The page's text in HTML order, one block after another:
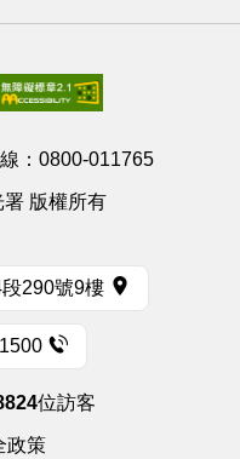
： 0800-011765
版權所有
290號9樓
位訪客
政策